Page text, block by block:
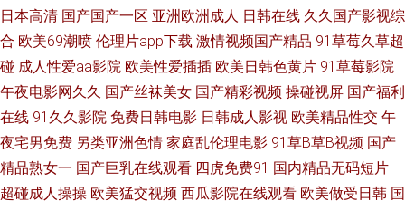
日本色色图 豆花网在线观看 国产二页 99热欧美麻豆 午夜有码av 亚洲日韩影
院 久久草爱 操碰porn 99福利视频 国内秘果久久 午夜草比 黄色电影小说网
站 操逼97 青青伊人大香蕉 黄色网网址 伊人大香蕉AV网 伊人99大香蕉 91舔
丝足 欧美福利网站 97超碰在线伊人 人妖网站上 最新国产113页 91九色性爱
日本高清 国产国产一区 亚洲欧洲成人 日韩在线 久久国产影视综
合 欧美69潮喷 伦理片app下载 激情视频国产精品 91草莓久草超
碰 成人性爱aa影院 欧美性爱插插 欧美日韩色黄片 91草莓影院
午夜电影网久久 国产丝袜美女 国产精彩视频 操碰视屏 国产福利
在线 91久久影院 免费日韩电影 日韩成人影视 欧美精品性交 午
夜宅男免费 另类亚洲色情 家庭乱伦理电影 91草B草B视频 国产
精品熟女一 国产巨乳在线观看 四虎免费91 国内精品无码短片
超碰成人操操 欧美猛交视频 西瓜影院在线观看 欧美做受日韩 国